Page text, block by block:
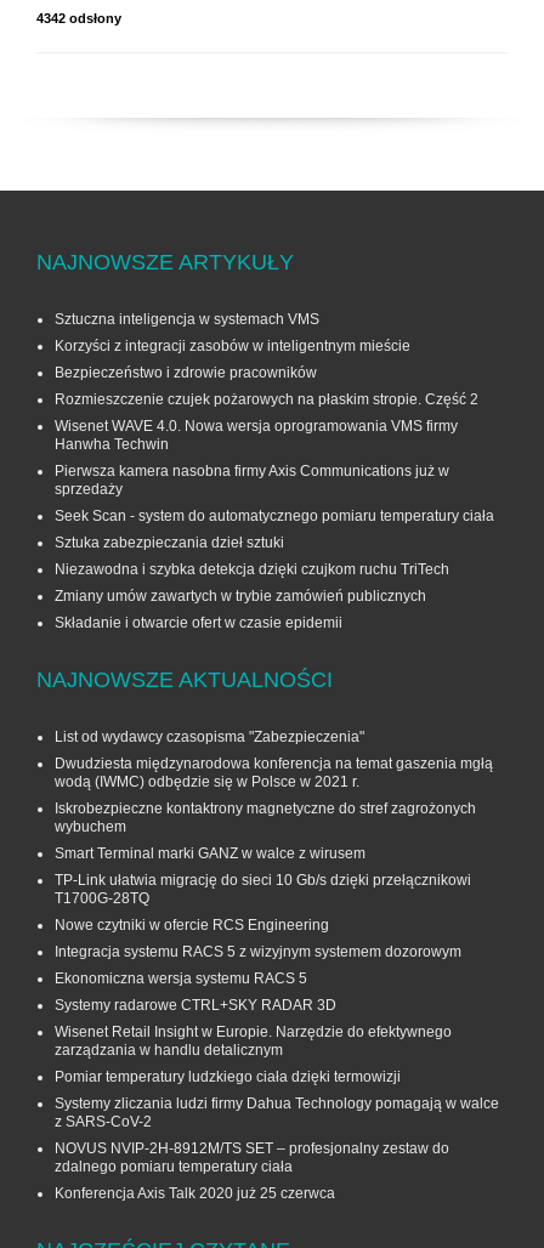
4342 odsłony
NAJNOWSZE ARTYKUŁY
Sztuczna inteligencja w systemach VMS
Korzyści z integracji zasobów w inteligentnym mieście
Bezpieczeństwo i zdrowie pracowników
Rozmieszczenie czujek pożarowych na płaskim stropie. Część 2
Wisenet WAVE 4.0. Nowa wersja oprogramowania VMS firmy
Hanwha Techwin
Pierwsza kamera nasobna firmy Axis Communications już w
sprzedaży
Seek Scan - system do automatycznego pomiaru temperatury ciała
Sztuka zabezpieczania dzieł sztuki
Niezawodna i szybka detekcja dzięki czujkom ruchu TriTech
Zmiany umów zawartych w trybie zamówień publicznych
Składanie i otwarcie ofert w czasie epidemii
NAJNOWSZE AKTUALNOŚCI
List od wydawcy czasopisma "Zabezpieczenia"
Dwudziesta międzynarodowa konferencja na temat gaszenia mgłą
wodą (IWMC) odbędzie się w Polsce w 2021 r.
Iskrobezpieczne kontaktrony magnetyczne do stref zagrożonych
wybuchem
Smart Terminal marki GANZ w walce z wirusem
TP-Link ułatwia migrację do sieci 10 Gb/s dzięki przełącznikowi
T1700G‑28TQ
Nowe czytniki w ofercie RCS Engineering
Integracja systemu RACS 5 z wizyjnym systemem dozorowym
Ekonomiczna wersja systemu RACS 5
Systemy radarowe CTRL+SKY RADAR 3D
Wisenet Retail Insight w Europie. Narzędzie do efektywnego
zarządzania w handlu detalicznym
Pomiar temperatury ludzkiego ciała dzięki termowizji
Systemy zliczania ludzi firmy Dahua Technology pomagają w walce
z SARS-CoV-2
NOVUS NVIP-2H-8912M/TS SET – profesjonalny zestaw do
zdalnego pomiaru temperatury ciała
Konferencja Axis Talk 2020 już 25 czerwca